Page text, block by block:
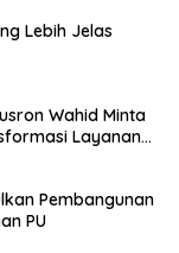
Lebih Jelas
Wahid Minta
Layanan
Pembangunan
PU